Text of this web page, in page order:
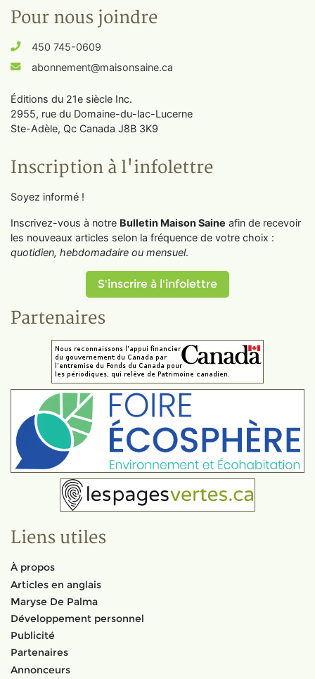
Pour nous joindre
450 745-0609
abonnement@maisonsaine.ca
Éditions du 21e siècle Inc.
2955, rue du Domaine-du-lac-Lucerne
Ste-Adèle, Qc Canada J8B 3K9
Inscription à l'infolettre
Soyez informé !
Inscrivez-vous à notre Bulletin Maison Saine afin de recevoir
les nouveaux articles selon la fréquence de votre choix :
quotidien, hebdomadaire ou mensuel.
S'inscrire à l'infolettre
Partenaires
Liens utiles
À propos
Articles en anglais
Maryse De Palma
Développement personnel
Publicité
Partenaires
Annonceurs